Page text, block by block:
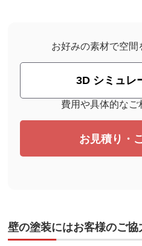
お好みの素材で空間
3D シミュレ
費用や具体的なご
お見積り・
壁の塗装にはお客様のご協